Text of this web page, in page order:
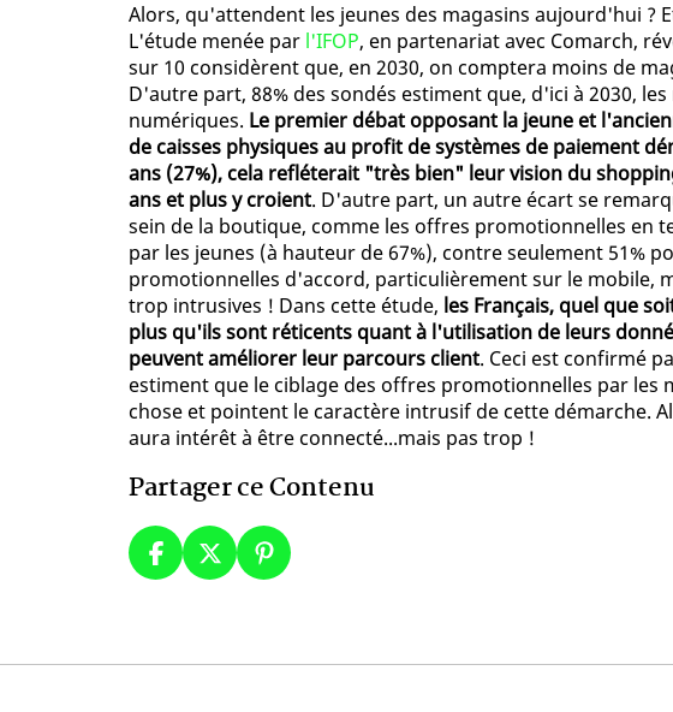
Alors, qu'attendent les jeunes des magasins aujourd'hui ?
L'étude menée par l'IFOP, en partenariat avec Comarch,
sur 10 considèrent que, en 2030, on comptera moins de
D'autre part, 88% des sondés estiment que, d'ici à 2030,
numériques. Le premier débat opposant la jeune et
de caisses physiques au profit de systèmes de paiement
ans (27%), cela refléterait "très bien" leur vision du
ans et plus y croient. D'autre part, un autre écart se
sein de la boutique, comme les offres promotionnelles en
par les jeunes (à hauteur de 67%), contre seulement 51%
promotionnelles d'accord, particulièrement sur le mobile,
trop intrusives ! Dans cette étude, les Français, quel que
plus qu'ils sont réticents quant à l'utilisation de leurs
peuvent améliorer leur parcours client. Ceci est confirmé
estiment que le ciblage des offres promotionnelles par les
chose et pointent le caractère intrusif de cette démarche.
aura intérêt à être connecté...mais pas trop !
Partager ce Contenu